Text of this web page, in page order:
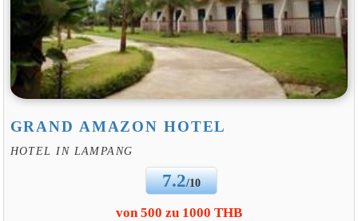
GRAND AMAZON HOTEL
HOTEL IN LAMPANG
7.2/10
von 500 zu 1000 THB